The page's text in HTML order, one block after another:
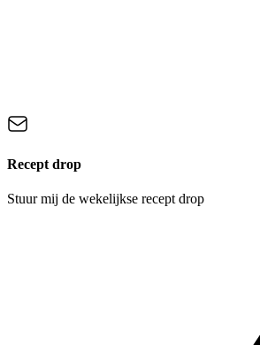
Recept drop
Stuur mij de wekelijkse recept drop